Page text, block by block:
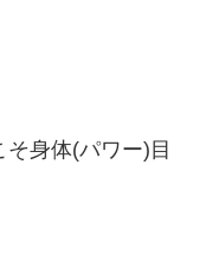
身体(パワー)目